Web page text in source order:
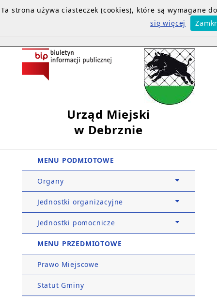
Urząd Miejski
w Debrznie
MENU PODMIOTOWE
Organy
Jednostki organizacyjne
Jednostki pomocnicze
MENU PRZEDMIOTOWE
Prawo Miejscowe
Statut Gminy
Ta strona używa ciasteczek (cookies), które są wymagane
się więcej